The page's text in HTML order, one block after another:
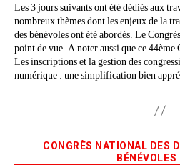
Les 3 jours suivants ont été dédiés aux
nombreux thèmes dont les enjeux de la
des bénévoles ont été abordés. Le
point de vue. A noter aussi que ce 44ème
Les inscriptions et la gestion des
numérique : une simplification bien
CONGRÈS NATIONAL DES